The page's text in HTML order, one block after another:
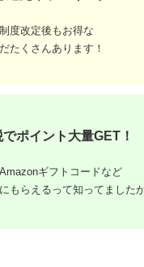
ス
ス
ク 250g ふくや 味の
明太子 290g 【期間限
ツ 福岡県 宇美町
um40azo970037] 詰
め合わせ 先行予約 あ
5.0
度改定後もお得な
たくさんあります！
ポイント大量GET！
ギフトコードなど
もらえるって知ってました